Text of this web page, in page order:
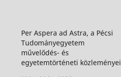
Per Aspera ad Astra, a Pécsi
Tudományegyetem
művelődés- és
egyetemtörténeti közleményei